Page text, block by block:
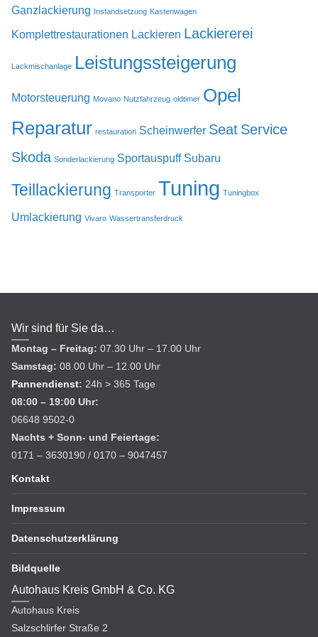
Ganzlackierung Instandsetzung Kastenwagen
Komplettrestaurationen Lackieren Lackiererei
Lackmischanlage Leistungssteigerung
Motorsteuerung Movano Nutzfahrzeug oldtimer Opel
Reparatur restauration Scheinwerfer Seat Service
Skoda Sonderlackierung Sportauspuff Subaru
Teillackierung Transporter Tuning Tuningbox
Umlackierung Vivaro Wassertransferdruck
Wir sind für Sie da…
Montag – Freitag: 07.30 Uhr – 17.00 Uhr
Samstag: 08.00 Uhr – 12.00 Uhr
Pannendienst: 24h > 365 Tage
08:00 – 19:00 Uhr:
06648 9502-0
Nachts + Sonn- und Feiertage:
0171 – 3630190 / 0170 – 9047457
Kontakt
Impressum
Datenschutzerklärung
Bildquelle
Autohaus Kreis GmbH & Co. KG
Autohaus Kreis
Salzschlirfer Straße 2